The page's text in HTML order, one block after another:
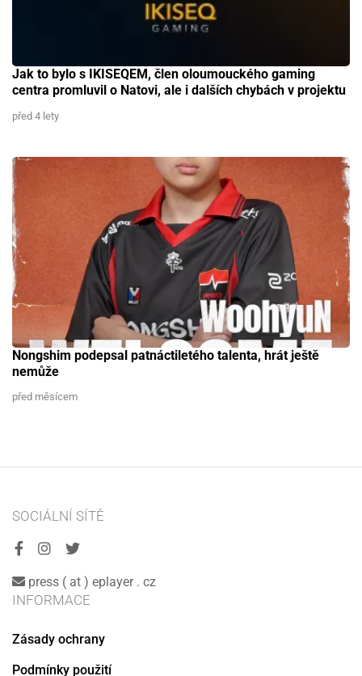
Jak to bylo s IKISEQEM, člen oloumouckého gaming
centra promluvil o Natovi, ale i dalších chybách v projektu
před 4 lety
Nongshim podepsal patnáctiletého talenta, hrát ještě
nemůže
před měsícem
SOCIÁLNÍ SÍTĚ
press ( at ) eplayer . cz
INFORMACE
Zásady ochrany
Podmínky použití